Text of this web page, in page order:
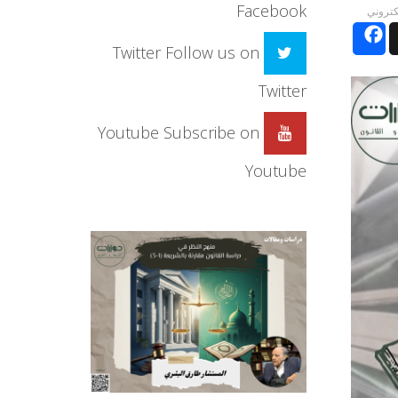
Facebook
Facebook
Twitter Follow us on
Twitter
Youtube Subscribe on
Youtube